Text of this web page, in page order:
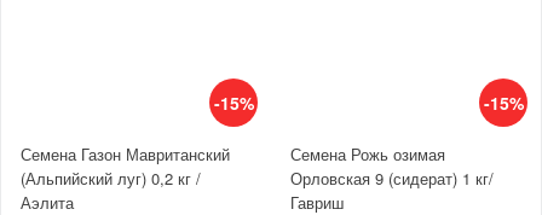
-15%
Семена Газон Мавританский
(Альпийский луг) 0,2 кг /
Аэлита
-15%
Семена Рожь озимая
Орловская 9 (сидерат) 1 кг/
Гавриш